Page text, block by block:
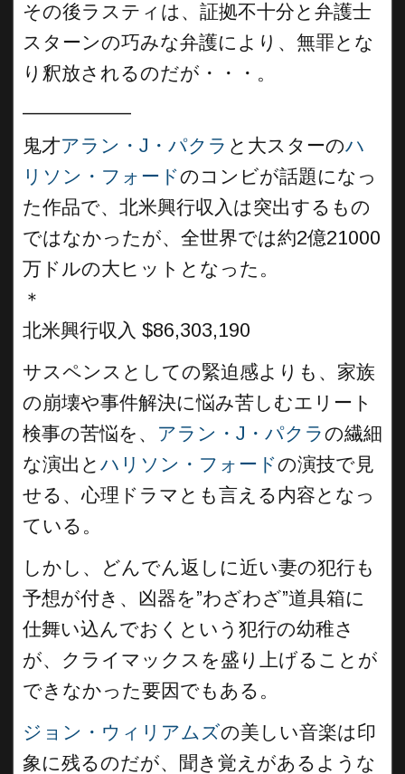
その後ラスティは、証拠不十分と弁護士
スターンの巧みな弁護により、無罪とな
り釈放されるのだが・・・。
鬼才アラン・J・パクラ と大スターのハ
リソン・フォードのコンビが話題になっ
た作品で、北米興行収入は突出するもの
ではなかったが、全世界では約2億21000
万ドルの大ヒットとなった。
＊
北米興行収入 $86,303,190
サスペンスとしての緊迫感よりも、家族
の崩壊や事件解決に悩み苦しむエリート
検事の苦悩を、 アラン・J・パクラの繊細
な演出と ハリソン・フォードの演技で見
せる、心理ドラマとも言える内容となっ
ている。
しかし、どんでん返しに近い妻の犯行も
予想が付き、凶器を”わざわざ”道具箱に
仕舞い込んでおくという犯行の幼稚さ
が、クライマックスを盛り上げることが
できなかった要因でもある。
ジョン・ウィリアムズの美しい音楽は印
象に残るのだが、聞き覚えがあるような